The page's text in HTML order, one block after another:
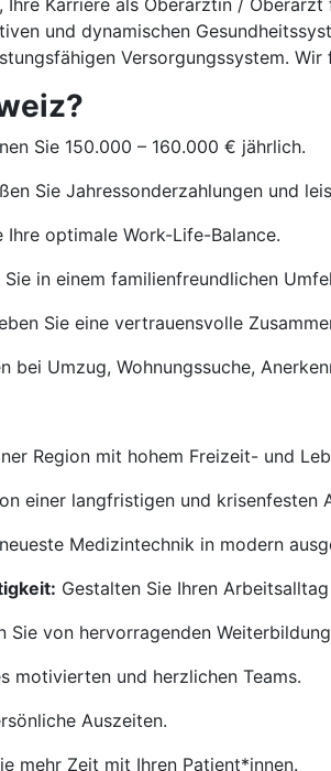
Karriere als Oberärztin /
und dynamischen
Versorgungssystem. Wir
Sie 150.000 – 160.000 € jährlich.
Sie Jahressonderzahlungen und
Ihre optimale Work-Life-Balance.
in einem familienfreundlichen
Sie eine vertrauensvolle
bei Umzug, Wohnungssuche,
Region mit hohem Freizeit- und
einer langfristigen und krisenfesten
Medizintechnik in modern
Gestalten Sie Ihren
Sie von hervorragenden
motivierten und herzlichen Teams.
Auszeiten.
mehr Zeit mit Ihren Patient*innen.